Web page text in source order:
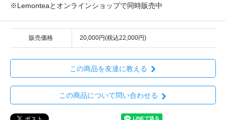
※Lemonteaとオンラインショップで同時販売中
販売価格 20,000円(税込22,000円)
この商品を友達に教える
この商品について問い合わせる